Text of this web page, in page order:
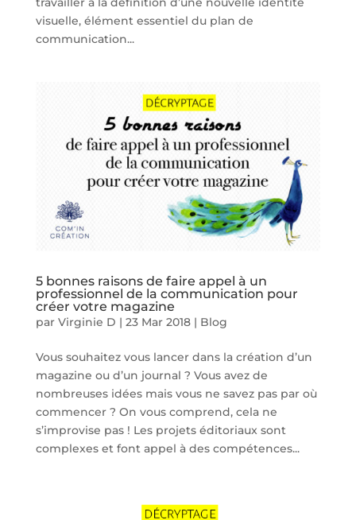
visuelle, élément essentiel du plan de
communication...
5 bonnes raisons de faire appel à un
professionnel de la communication pour
créer votre magazine
par Virginie D | 23 Mar 2018| Blog
Vous souhaitez vous lancer dans la création d’un
magazine ou d’un journal ? Vous avez de
nombreuses idées mais vous ne savez pas par où
commencer ? On vous comprend, cela ne
s’improvise pas ! Les projets éditoriaux sont
complexes et font appel à des compétences...